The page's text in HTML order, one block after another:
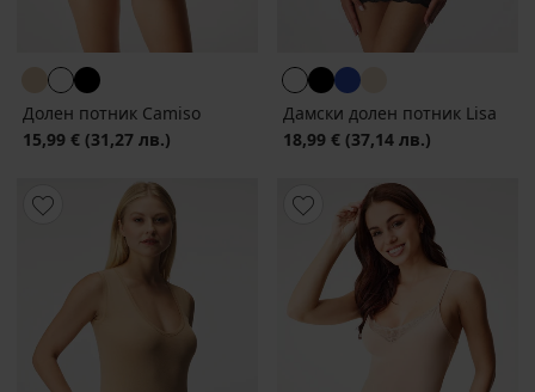
Долен потник Camiso
15,99 € (31,27 лв.)
Дамски долен потник Lisa
18,99 € (37,14 лв.)